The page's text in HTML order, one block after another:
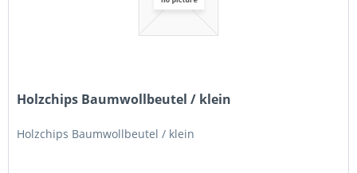
Holzchips Baumwollbeutel / klein
Holzchips Baumwollbeutel / klein